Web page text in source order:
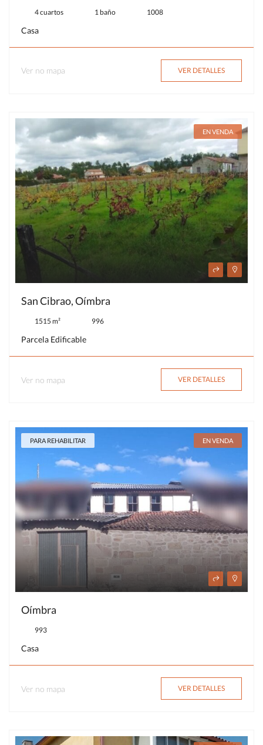
4 cuartos 1 baño 1008
Casa
Ver no mapa VER DETALLES
EN VENDA
San Cibrao, Oímbra
1515 m² 996
Parcela Edificable
Ver no mapa VER DETALLES
PARA REHABILITAR EN VENDA
Oímbra
993
Casa
Ver no mapa VER DETALLES